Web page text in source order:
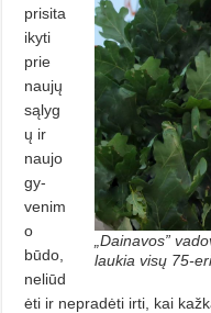
„Dainavos”
lau­kia visų 75-
prisita
ikyti
prie
naujų
sąlyg
ų ir
naujo
gy­
venim
o
būdo,
neliūd
ėti ir nepradėti irti, kai